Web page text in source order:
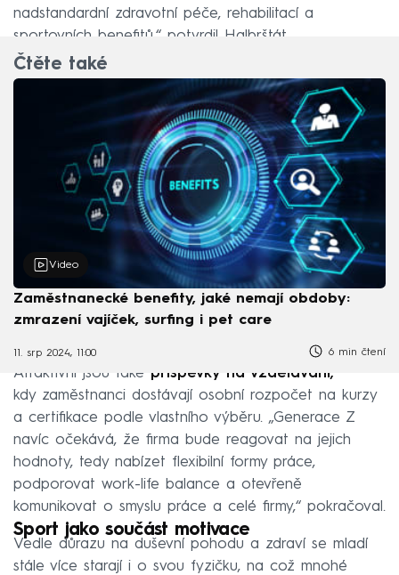
nadstandardní zdravotní péče, rehabilitací a
sportovních benefitů,“ potvrdil Halbrštát.
Čtěte také
Video
Zaměstnanecké benefity, jaké nemají obdoby:
zmrazení vajíček, surfing i pet care
11. srp 2024, 11:00 6 min čtení
Atraktivní jsou také příspěvky na vzdělávání,
kdy zaměstnanci dostávají osobní rozpočet na kurzy
a certifikace podle vlastního výběru. „Generace Z
navíc očekává, že firma bude reagovat na jejich
hodnoty, tedy nabízet flexibilní formy práce,
podporovat work-life balance a otevřeně
komunikovat o smyslu práce a celé firmy,“ pokračoval.
Sport jako součást motivace
Vedle důrazu na duševní pohodu a zdraví se mladí
stále více starají i o svou fyzičku, na což mnohé